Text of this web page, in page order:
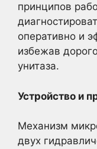
принципов
оперативно и
избежав
унитаза.
Устройство и
Механизм
двух